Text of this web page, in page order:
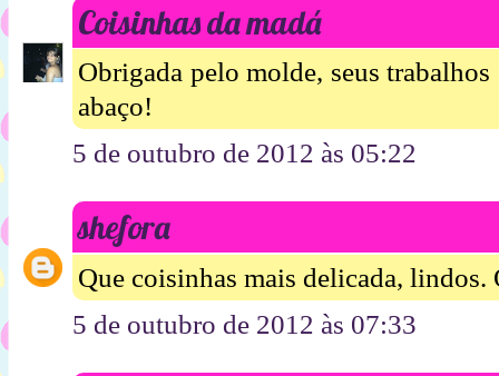
Coisinhas da madá
Obrigada pelo molde, seus
abaço!
5 de outubro de 2012 às 05:22
shefora
Que coisinhas mais delicada,
5 de outubro de 2012 às 07:33